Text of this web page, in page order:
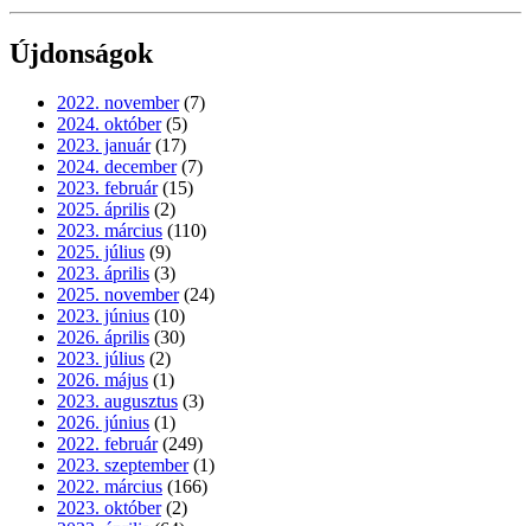
Újdonságok
2022. november (7)
2024. október (5)
2023. január (17)
2024. december (7)
2023. február (15)
2025. április (2)
2023. március (110)
2025. július (9)
2023. április (3)
2025. november (24)
2023. június (10)
2026. április (30)
2023. július (2)
2026. május (1)
2023. augusztus (3)
2026. június (1)
2022. február (249)
2023. szeptember (1)
2022. március (166)
2023. október (2)